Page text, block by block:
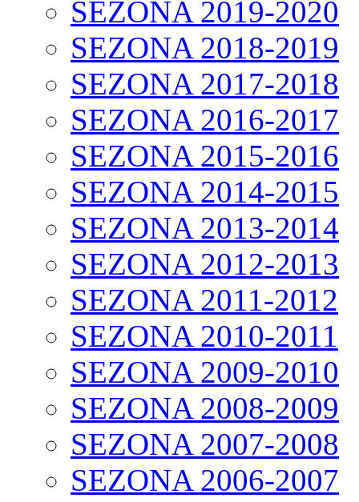
SEZONA 2019-2020
SEZONA 2018-2019
SEZONA 2017-2018
SEZONA 2016-2017
SEZONA 2015-2016
SEZONA 2014-2015
SEZONA 2013-2014
SEZONA 2012-2013
SEZONA 2011-2012
SEZONA 2010-2011
SEZONA 2009-2010
SEZONA 2008-2009
SEZONA 2007-2008
SEZONA 2006-2007